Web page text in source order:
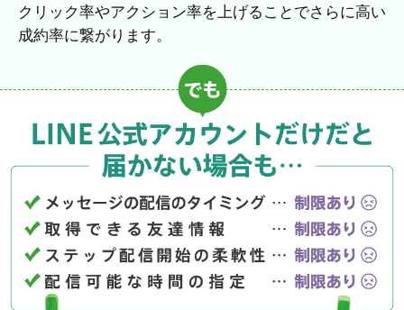
クリック率やアクション率を上げることでさらに高い
成約率に繋がります。